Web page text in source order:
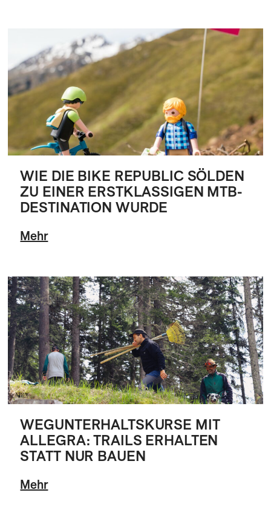
WIE DIE BIKE REPUBLIC SÖLDEN
ZU EINER ERSTKLASSIGEN MTB-
DESTINATION WURDE
Mehr
WEGUNTERHALTSKURSE MIT
ALLEGRA: TRAILS ERHALTEN
STATT NUR BAUEN
Mehr